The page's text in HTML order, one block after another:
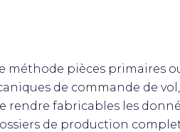
méthode pièces primaires
de commande de
rendre fabricables les
de production